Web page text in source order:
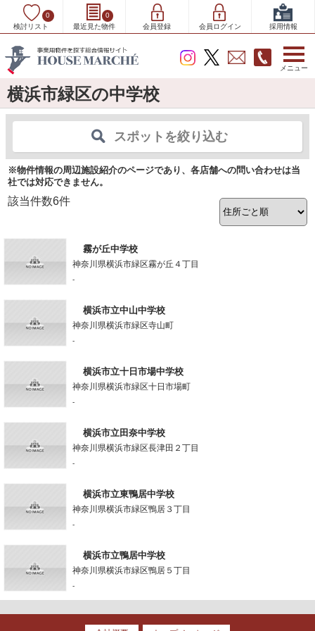
検討リスト
0
最近見た物件
0
会員登録
会員ログイン 採用情報
メニュー
横浜市緑区の中学校
スポットを絞り込む
※物件情報の周辺施設紹介のページであり、各店舗への問い合わせは当
社では対応できません。
該当件数6件
霧が丘中学校
神奈川県横浜市緑区霧が丘４丁目
-
横浜市立中山中学校
神奈川県横浜市緑区寺山町
-
横浜市立十日市場中学校
神奈川県横浜市緑区十日市場町
-
横浜市立田奈中学校
神奈川県横浜市緑区長津田２丁目
-
横浜市立東鴨居中学校
神奈川県横浜市緑区鴨居３丁目
-
横浜市立鴨居中学校
神奈川県横浜市緑区鴨居５丁目
-